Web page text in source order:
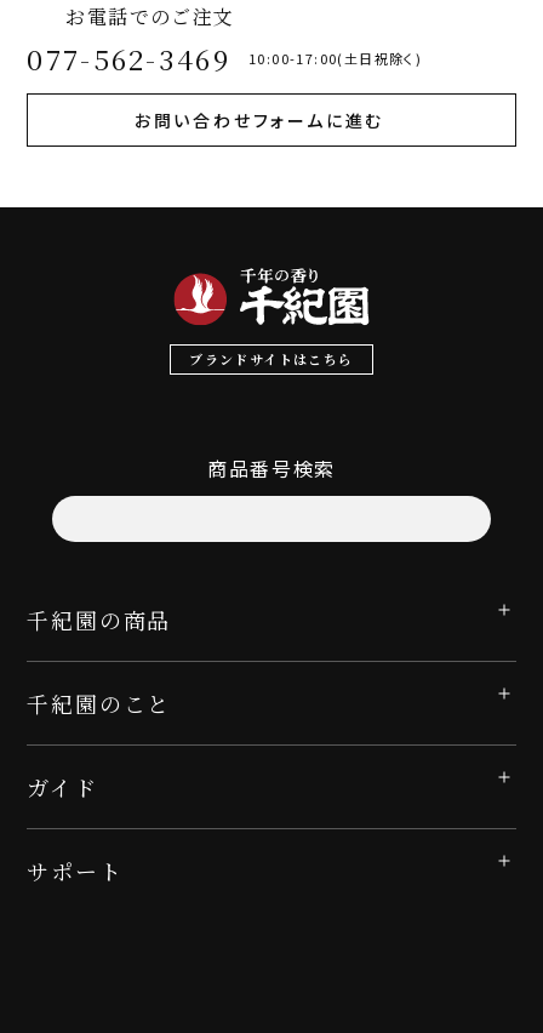
お電話でのご注文
077-562-3469 10:00-17:00(土日祝除く)
お問い合わせフォームに進む
ブランドサイトはこちら
商品番号検索
千紀園の商品
千紀園のこと
ガイド
サポート